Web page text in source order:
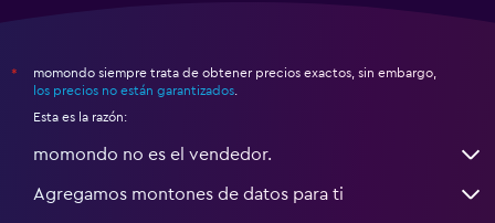
*
momondo siempre trata de obtener precios exactos, sin embargo,
los precios no están garantizados
Esta es la razón:
momondo no es el vendedor.
Agregamos montones de datos para ti